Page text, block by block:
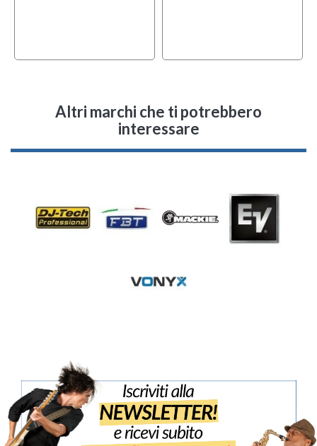
Altri marchi che ti potrebbero
interessare